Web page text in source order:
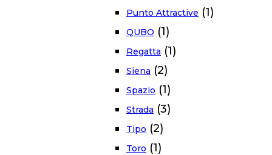
Punto Attractive (1)
QUBO (1)
Regatta (1)
Siena (2)
Spazio (1)
Strada (3)
Tipo (2)
Toro (1)